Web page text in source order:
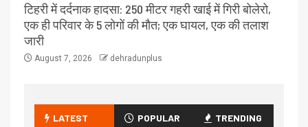
टिहरी में दर्दनाक हादसा: 250 मीटर गहरी खाई में गिरी बोलेरो,
एक ही परिवार के 5 लोगों की मौत; एक घायल, एक की तलाश
जारी
August 7, 2026 dehradunplus
LATEST POPULAR TRENDING